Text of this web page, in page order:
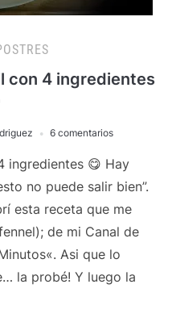
con 4 ingredientes
6 comentarios
ingredientes 😋 Hay
no puede salir bien”.
esta receta que me
de mi Canal de
Asi que lo
la probé! Y luego la